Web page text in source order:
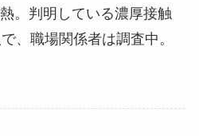
。判明している濃厚接触
、職場関係者は調査中。